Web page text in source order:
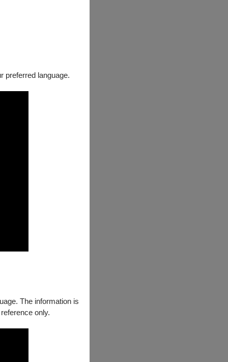
preferred language.
The information is
only.